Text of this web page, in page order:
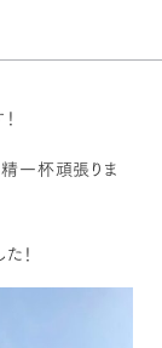
一杯頑張りま
！